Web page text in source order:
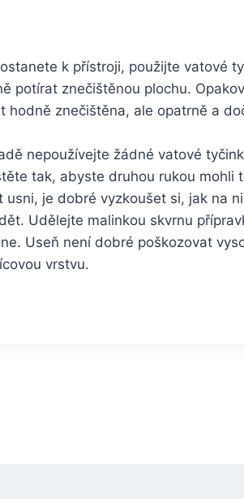
k přístroji, použijte vatové
potírat znečištěnou plochu.
hodně znečištěna, ale opatrně a
nepoužívejte žádné vatové
tak, abyste druhou rukou
je dobré vyzkoušet si, jak na
Udělejte malinkou skvrnu
Useň není dobré poškozovat
vrstvu.